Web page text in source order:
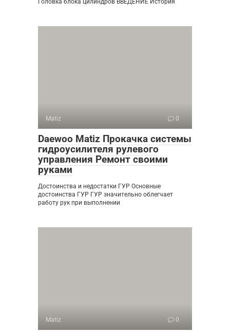
Matiz 0
Daewoo Matiz Прокачка системы
гидроусилителя рулевого
управления Ремонт своими
руками
Достоинства и недостатки ГУР Основные
достоинства ГУР ГУР значительно облегчает
работу рук при выполнении
Matiz 0